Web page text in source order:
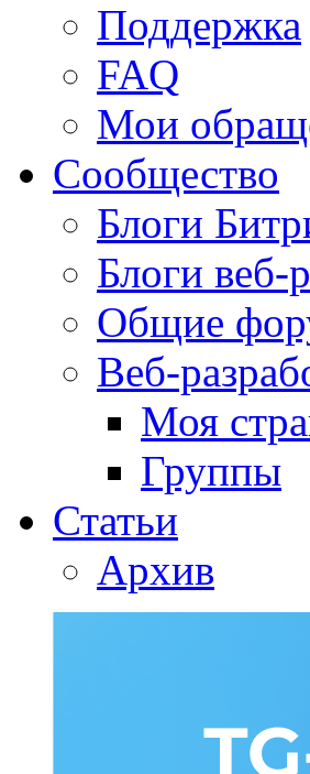
Поддержка
FAQ
Мои
Сообщество
Блоги
Блоги веб-
Общие
Веб-
Моя
Группы
Статьи
Архив